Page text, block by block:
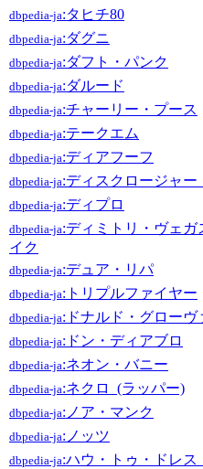
dbpedia-ja:タヒチ80
dbpedia-ja:ダグニ
dbpedia-ja:ダフト・パンク
dbpedia-ja:ダルード
dbpedia-ja:チャーリー・プース
dbpedia-ja:テークエム
dbpedia-ja:ディアフーフ
dbpedia-ja:ディスクロージャー
dbpedia-ja:ディプロ
dbpedia-ja:ディミトリ・ヴェ
イク
dbpedia-ja:デュア・リパ
dbpedia-ja:トリプルファイヤー
dbpedia-ja:ドナルド・グローヴ
dbpedia-ja:ドン・ディアブロ
dbpedia-ja:ネオン・バニー
dbpedia-ja:ネクロ_(ラッパー)
dbpedia-ja:ノア・マンク
dbpedia-ja:ノッツ
dbpedia-ja:ハウ・トゥ・ドレス